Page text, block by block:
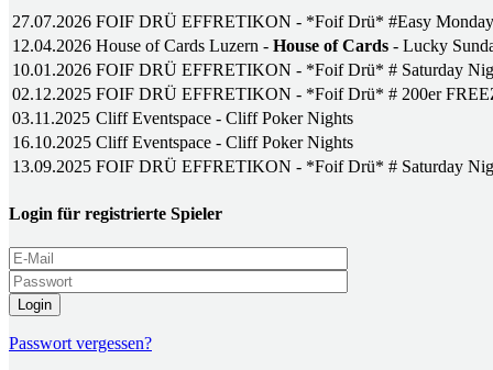
27.07.2026 FOIF DRÜ EFFRETIKON - *Foif Drü* #Easy
12.04.2026 House of Cards Luzern - House of Cards - Lucky
10.01.2026 FOIF DRÜ EFFRETIKON - *Foif Drü* # Saturday
02.12.2025 FOIF DRÜ EFFRETIKON - *Foif Drü* # 200er
03.11.2025 Cliff Eventspace - Cliff Poker Nights
16.10.2025 Cliff Eventspace - Cliff Poker Nights
13.09.2025 FOIF DRÜ EFFRETIKON - *Foif Drü* # Saturday
Login für registrierte Spieler
Login
Passwort vergessen?